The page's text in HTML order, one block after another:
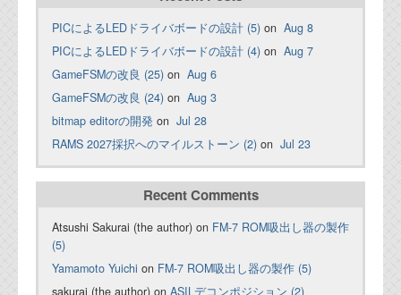
PICによるLEDドライバボードの設計 (5) on Aug 8
PICによるLEDドライバボードの設計 (4) on Aug 7
GameFSMの改良 (25) on Aug 6
GameFSMの改良 (24) on Aug 3
bitmap editorの開発 on Jul 28
RAMS 2027採択へのマイルストーン (2) on Jul 23
Recent Comments
Atsushi Sakurai (the author) on FM-7 ROM吸出し器の製作
(5)
Yamamoto Yuichi on FM-7 ROM吸出し器の製作 (5)
sakurai (the author) on ASILデコンポジション (2)